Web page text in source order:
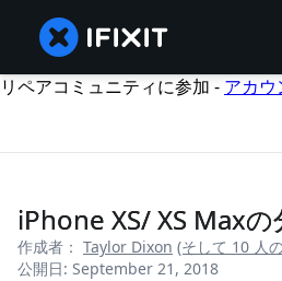
リペアコミュニティに参加 - アカ
iPhone XS/ XS Maxの
作成者： Taylor Dixon (そして 10 人
公開日: September 21, 2018